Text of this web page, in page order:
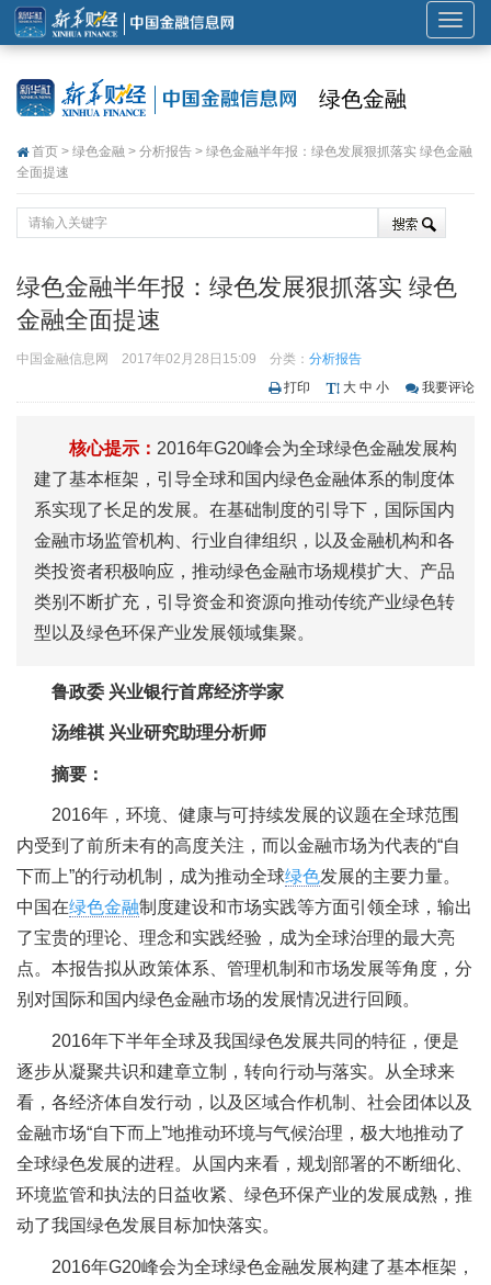
展
开
导
绿色金融
首页 > 绿色金融 > 分析报告 > 绿色金融半年报：绿色发展狠抓落实 绿色金融
全面提速
绿色金融半年报：绿色发展狠抓落实 绿色
金融全面提速
中国金融信息网 2017年02月28日15:09 分类： 分析报告
打印
大 中 小 我要评论
核心提示： 2016年G20峰会为全球绿色金融发展构
建了基本框架，引导全球和国内绿色金融体系的制度体
系实现了长足的发展。在基础制度的引导下，国际国内
金融市场监管机构、行业自律组织，以及金融机构和各
类投资者积极响应，推动绿色金融市场规模扩大、产品
类别不断扩充，引导资金和资源向推动传统产业绿色转
型以及绿色环保产业发展领域集聚。
鲁政委 兴业银行首席经济学家
汤维祺 兴业研究助理分析师
摘要：
2016年，环境、健康与可持续发展的议题在全球范围
内受到了前所未有的高度关注，而以金融市场为代表的“自
下而上”的行动机制，成为推动全球绿色发展的主要力量。
中国在绿色金融制度建设和市场实践等方面引领全球，输出
了宝贵的理论、理念和实践经验，成为全球治理的最大亮
点。本报告拟从政策体系、管理机制和市场发展等角度，分
别对国际和国内绿色金融市场的发展情况进行回顾。
2016年下半年全球及我国绿色发展共同的特征，便是
逐步从凝聚共识和建章立制，转向行动与落实。从全球来
看，各经济体自发行动，以及区域合作机制、社会团体以及
金融市场“自下而上”地推动环境与气候治理，极大地推动了
全球绿色发展的进程。从国内来看，规划部署的不断细化、
环境监管和执法的日益收紧、绿色环保产业的发展成熟，推
动了我国绿色发展目标加快落实。
2016年G20峰会为全球绿色金融发展构建了基本框架，